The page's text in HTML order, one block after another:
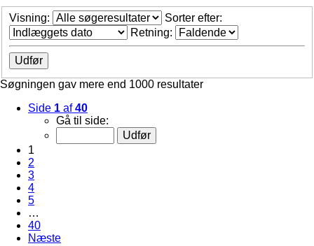
Visning:
Sorter efter:
Retning:
Søgningen gav mere end 1000 resultater
Side 1 af40
Gå til side:
1
2
3
4
5
…
40
Næste